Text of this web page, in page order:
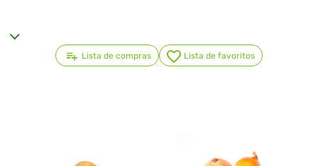
Lista de compras Lista de favoritos